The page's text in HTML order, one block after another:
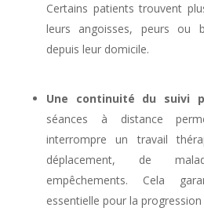
Certains patients trouvent
leurs angoisses, peurs ou
depuis leur domicile.
Une continuité du suivi
séances à distance
interrompre un travail
déplacement, de
empêchements. Cela
essentielle pour la